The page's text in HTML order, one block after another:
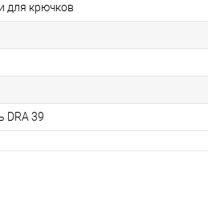
для крючков
DRA 39